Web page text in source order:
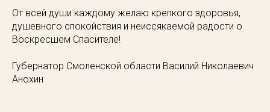
От всей души каждому желаю крепкого здоровья,
душевного спокойствия и неиссякаемой радости о
Воскресшем Спасителе!
Губернатор Смоленской области Василий Николаевич
Анохин